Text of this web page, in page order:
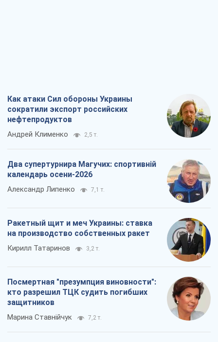
Как атаки Сил обороны Украины
сократили экспорт российских
нефтепродуктов
Андрей Клименко 2,5 т.
Два супертурнира Магучих: спортивній
календарь осени-2026
Александр Липенко 7,1 т.
Ракетный щит и меч Украины: ставка
на производство собственных ракет
Кирилл Татаринов 3,2 т.
Посмертная "презумпция виновности":
кто разрешил ТЦК судить погибших
защитников
Марина Ставнійчук 7,2 т.